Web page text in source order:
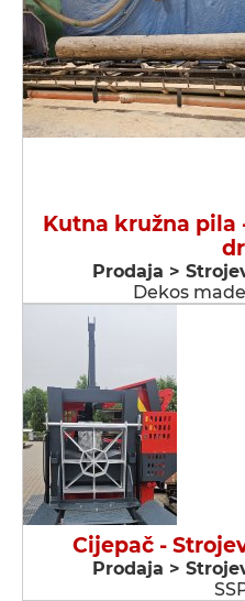
Kutna kružna pila
Prodaja >
Dekos
Cijepač -
Prodaja >